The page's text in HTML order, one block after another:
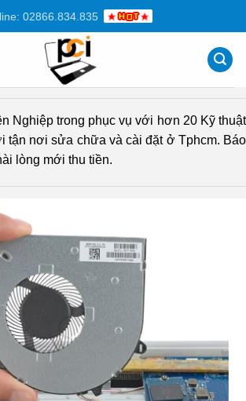
02866.834.835
Nghiệp trong phục vụ với hơn 20 Kỹ thuật
tận nơi sửa chữa và cài đặt ở Tphcm. Báo
lòng mới thu tiền.